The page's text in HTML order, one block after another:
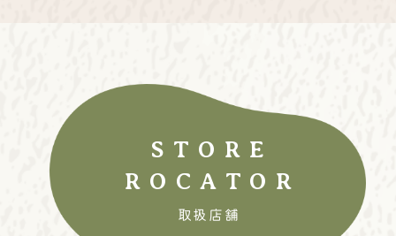
STORE
ROCATOR
取扱店舗